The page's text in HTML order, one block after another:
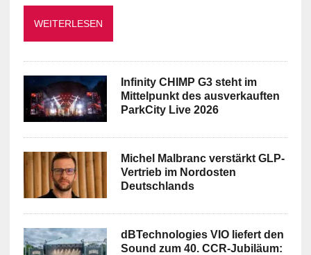
WEITERLESEN
Infinity CHIMP G3 steht im
Mittelpunkt des ausverkauften
ParkCity Live 2026
Michel Malbranc verstärkt GLP-
Vertrieb im Nordosten
Deutschlands
dBTechnologies VIO liefert den
Sound zum 40. CCR-Jubiläum: